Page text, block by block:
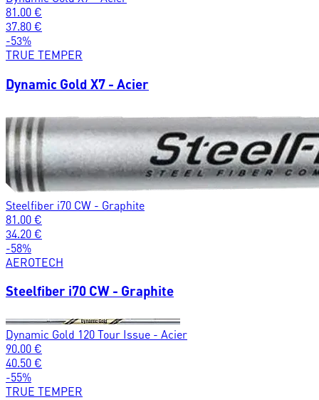
81.00 €
37.80 €
-53%
TRUE TEMPER
Dynamic Gold X7 - Acier
Steelfiber i70 CW - Graphite
81.00 €
34.20 €
-58%
AEROTECH
Steelfiber i70 CW - Graphite
Dynamic Gold 120 Tour Issue - Acier
90.00 €
40.50 €
-55%
TRUE TEMPER